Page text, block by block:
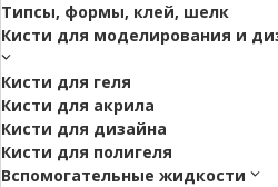
Типсы, формы, клей, шелк
Кисти для моделирования и
Кисти для геля
Кисти для акрила
Кисти для дизайна
Кисти для полигеля
Вспомогательные жидкости